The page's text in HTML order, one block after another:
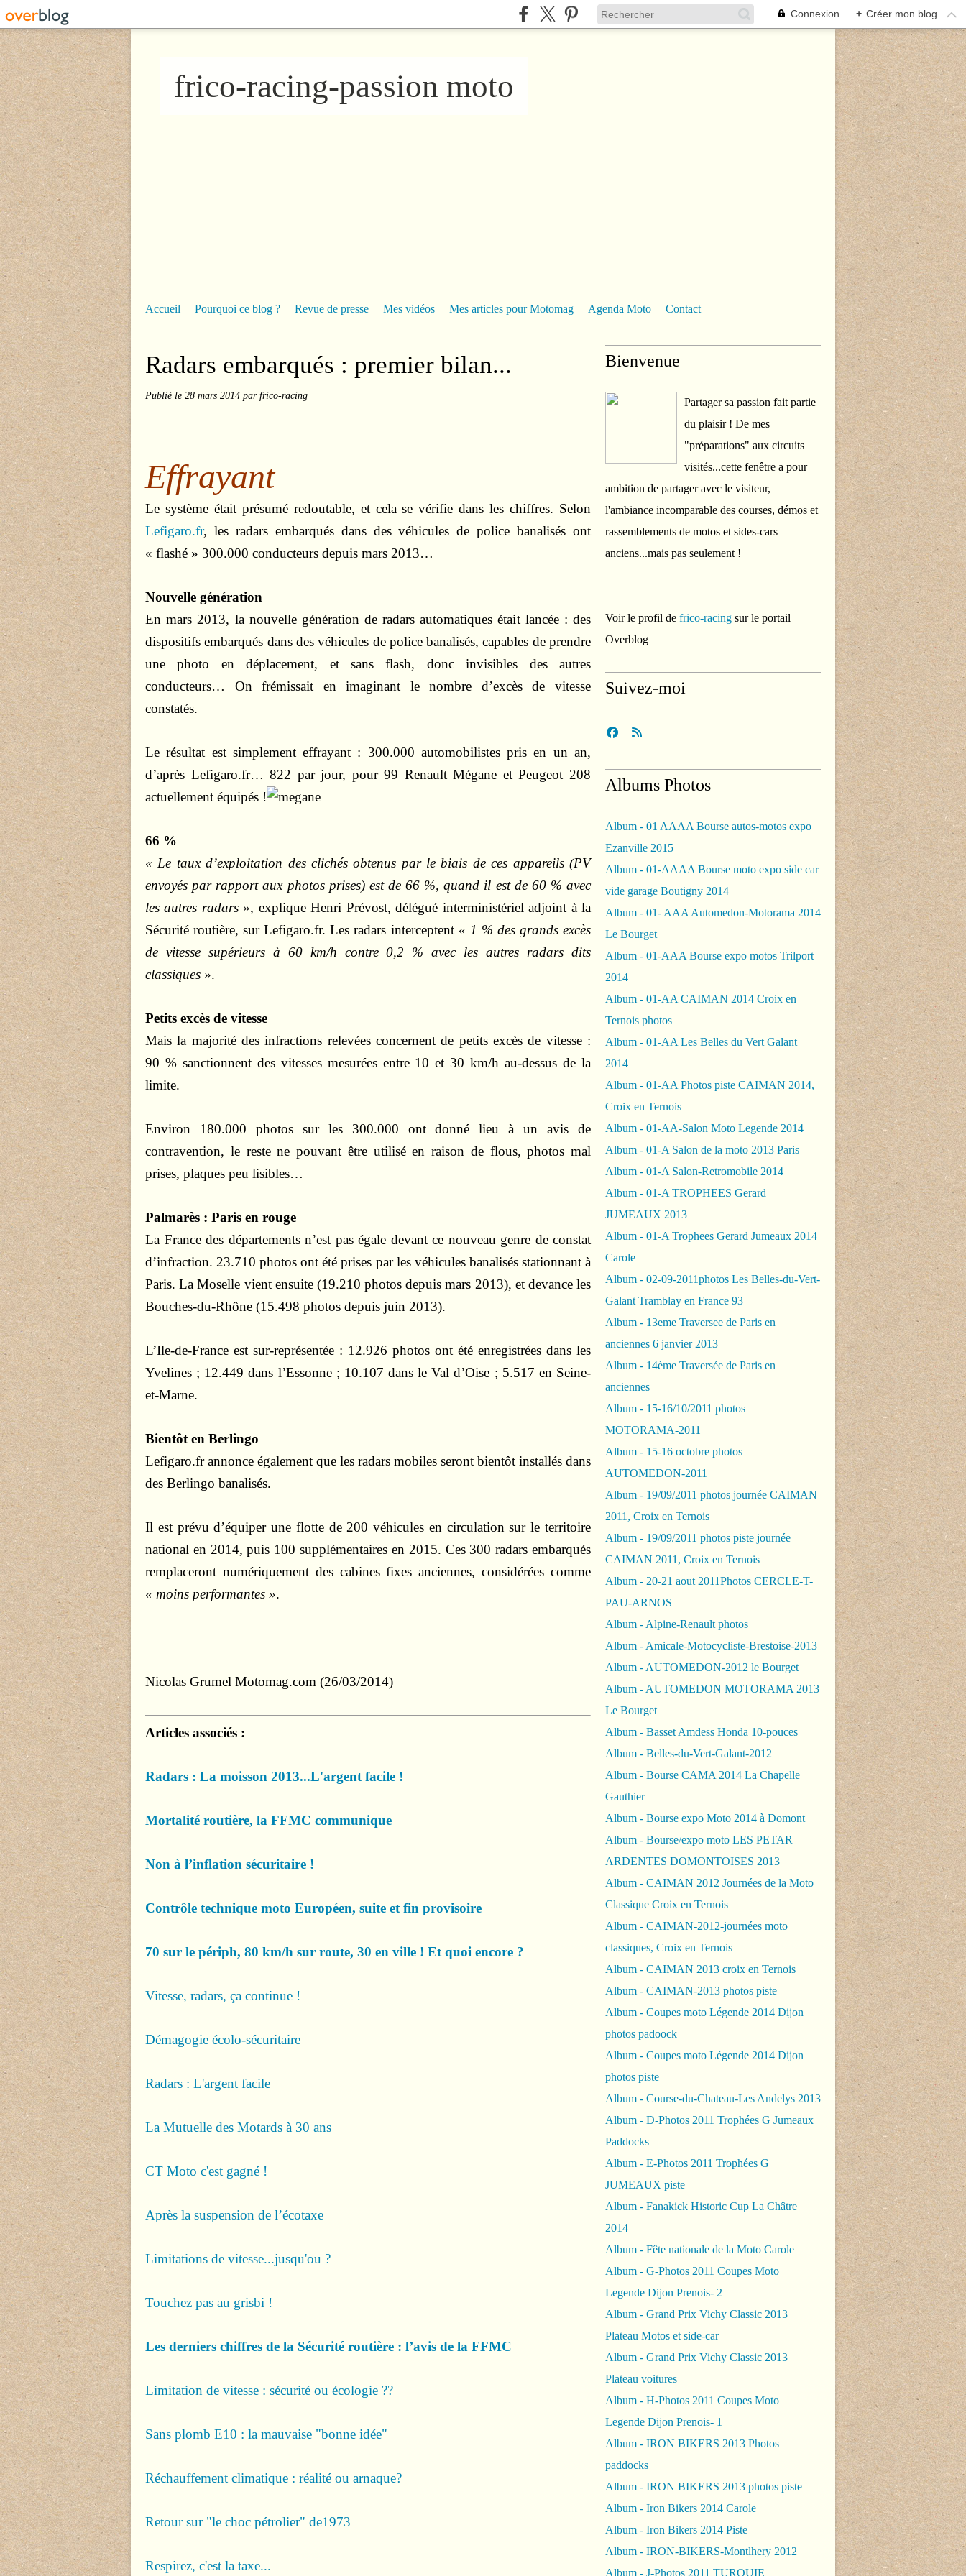
Connexion + Créer mon blog
frico-racing-passion moto
Accueil Pourquoi ce blog ? Revue de presse Mes vidéos Mes articles pour Motomag Agenda Moto Contact
Radars embarqués : premier bilan...
Publié le 28 mars 2014 par frico-racing
Effrayant
Le système était présumé redoutable, et cela se vérifie dans les chiffres. Selon
Lefigaro.fr, les radars embarqués dans des véhicules de police banalisés ont
« flashé » 300.000 conducteurs depuis mars 2013…
Nouvelle génération
En mars 2013, la nouvelle génération de radars automatiques était lancée : des
dispositifs embarqués dans des véhicules de police banalisés, capables de prendre
une photo en déplacement, et sans flash, donc invisibles des autres
conducteurs… On frémissait en imaginant le nombre d’excès de vitesse
constatés.
Le résultat est simplement effrayant : 300.000 automobilistes pris en un an,
d’après Lefigaro.fr… 822 par jour, pour 99 Renault Mégane et Peugeot 208
actuellement équipés !
66 %
« Le taux d’exploitation des clichés obtenus par le biais de ces appareils (PV
envoyés par rapport aux photos prises) est de 66 %, quand il est de 60 % avec
les autres radars », explique Henri Prévost, délégué interministériel adjoint à la
Sécurité routière, sur Lefigaro.fr. Les radars interceptent « 1 % des grands excès
de vitesse supérieurs à 60 km/h contre 0,2 % avec les autres radars dits
classiques ».
Petits excès de vitesse
Mais la majorité des infractions relevées concernent de petits excès de vitesse :
90 % sanctionnent des vitesses mesurées entre 10 et 30 km/h au-dessus de la
limite.
Environ 180.000 photos sur les 300.000 ont donné lieu à un avis de
contravention, le reste ne pouvant être utilisé en raison de flous, photos mal
prises, plaques peu lisibles…
Palmarès : Paris en rouge
La France des départements n’est pas égale devant ce nouveau genre de constat
d’infraction. 23.710 photos ont été prises par les véhicules banalisés stationnant à
Paris. La Moselle vient ensuite (19.210 photos depuis mars 2013), et devance les
Bouches-du-Rhône (15.498 photos depuis juin 2013).
L’Ile-de-France est sur-représentée : 12.926 photos ont été enregistrées dans les
Yvelines ; 12.449 dans l’Essonne ; 10.107 dans le Val d’Oise ; 5.517 en Seine-
et-Marne.
Bientôt en Berlingo
Lefigaro.fr annonce également que les radars mobiles seront bientôt installés dans
des Berlingo banalisés.
Il est prévu d’équiper une flotte de 200 véhicules en circulation sur le territoire
national en 2014, puis 100 supplémentaires en 2015. Ces 300 radars embarqués
remplaceront numériquement des cabines fixes anciennes, considérées comme
« moins performantes ».
Nicolas Grumel Motomag.com (26/03/2014)
Articles associés :
Radars : La moisson 2013...L'argent facile !
Mortalité routière, la FFMC communique
Non à l’inflation sécuritaire !
Contrôle technique moto Européen, suite et fin provisoire
70 sur le périph, 80 km/h sur route, 30 en ville ! Et quoi encore ?
Vitesse, radars, ça continue !
Démagogie écolo-sécuritaire
Radars : L'argent facile
La Mutuelle des Motards à 30 ans
CT Moto c'est gagné !
Après la suspension de l’écotaxe
Limitations de vitesse...jusqu'ou ?
Touchez pas au grisbi !
Les derniers chiffres de la Sécurité routière : l’avis de la FFMC
Limitation de vitesse : sécurité ou écologie ??
Sans plomb E10 : la mauvaise "bonne idée"
Réchauffement climatique : réalité ou arnaque?
Retour sur "le choc pétrolier" de1973
Respirez, c'est la taxe...
Bienvenue
Partager sa passion fait partie
du plaisir ! De mes
"préparations" aux circuits
visités...cette fenêtre a pour
ambition de partager avec le visiteur,
l'ambiance incomparable des courses, démos et
rassemblements de motos et sides-cars
anciens...mais pas seulement !
Voir le profil de frico-racing sur le portail
Overblog
Suivez-moi
Albums Photos
Album - 01 AAAA Bourse autos-motos expo
Ezanville 2015
Album - 01-AAAA Bourse moto expo side car
vide garage Boutigny 2014
Album - 01- AAA Automedon-Motorama 2014
Le Bourget
Album - 01-AAA Bourse expo motos Trilport
2014
Album - 01-AA CAIMAN 2014 Croix en
Ternois photos
Album - 01-AA Les Belles du Vert Galant
2014
Album - 01-AA Photos piste CAIMAN 2014,
Croix en Ternois
Album - 01-AA-Salon Moto Legende 2014
Album - 01-A Salon de la moto 2013 Paris
Album - 01-A Salon-Retromobile 2014
Album - 01-A TROPHEES Gerard
JUMEAUX 2013
Album - 01-A Trophees Gerard Jumeaux 2014
Carole
Album - 02-09-2011photos Les Belles-du-Vert-
Galant Tramblay en France 93
Album - 13eme Traversee de Paris en
anciennes 6 janvier 2013
Album - 14ème Traversée de Paris en
anciennes
Album - 15-16/10/2011 photos
MOTORAMA-2011
Album - 15-16 octobre photos
AUTOMEDON-2011
Album - 19/09/2011 photos journée CAIMAN
2011, Croix en Ternois
Album - 19/09/2011 photos piste journée
CAIMAN 2011, Croix en Ternois
Album - 20-21 aout 2011Photos CERCLE-T-
PAU-ARNOS
Album - Alpine-Renault photos
Album - Amicale-Motocycliste-Brestoise-2013
Album - AUTOMEDON-2012 le Bourget
Album - AUTOMEDON MOTORAMA 2013
Le Bourget
Album - Basset Amdess Honda 10-pouces
Album - Belles-du-Vert-Galant-2012
Album - Bourse CAMA 2014 La Chapelle
Gauthier
Album - Bourse expo Moto 2014 à Domont
Album - Bourse/expo moto LES PETAR
ARDENTES DOMONTOISES 2013
Album - CAIMAN 2012 Journées de la Moto
Classique Croix en Ternois
Album - CAIMAN-2012-journées moto
classiques, Croix en Ternois
Album - CAIMAN 2013 croix en Ternois
Album - CAIMAN-2013 photos piste
Album - Coupes moto Légende 2014 Dijon
photos padoock
Album - Coupes moto Légende 2014 Dijon
photos piste
Album - Course-du-Chateau-Les Andelys 2013
Album - D-Photos 2011 Trophées G Jumeaux
Paddocks
Album - E-Photos 2011 Trophées G
JUMEAUX piste
Album - Fanakick Historic Cup La Châtre
2014
Album - Fête nationale de la Moto Carole
Album - G-Photos 2011 Coupes Moto
Legende Dijon Prenois- 2
Album - Grand Prix Vichy Classic 2013
Plateau Motos et side-car
Album - Grand Prix Vichy Classic 2013
Plateau voitures
Album - H-Photos 2011 Coupes Moto
Legende Dijon Prenois- 1
Album - IRON BIKERS 2013 Photos
paddocks
Album - IRON BIKERS 2013 photos piste
Album - Iron Bikers 2014 Carole
Album - Iron Bikers 2014 Piste
Album - IRON-BIKERS-Montlhery 2012
Album - J-Photos 2011 TURQUIE